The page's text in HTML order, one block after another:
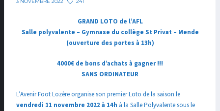
3 NOVEMBRE 2022
GRAND LOTO de l’AFL
Salle polyvalente – Gymnase du collège St Privat – Mende
(ouverture des portes à 13h)
4000€ de bons d’achats à gagner !!!
SANS ORDINATEUR
L’Avenir Foot Lozère organise son premier Loto de la saison le
vendredi 11 novembre 2022 à 14h à la Salle Polyvalente sous le